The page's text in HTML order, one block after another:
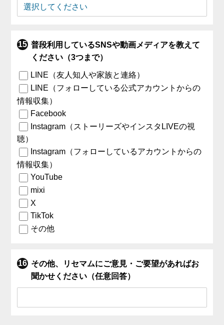
普段利用しているSNSや動画メディアを教えて
ください（3つまで）
LINE（友人知人や家族と連絡）
LINE（フォローしている公式アカウントからの
情報収集）
Facebook
Instagram（ストーリーズやインスタLIVEの視
聴）
Instagram（フォローしているアカウントからの
情報収集）
YouTube
mixi
X
TikTok
その他
その他、リセマムにご意見・ご要望があればお
聞かせください（任意回答）